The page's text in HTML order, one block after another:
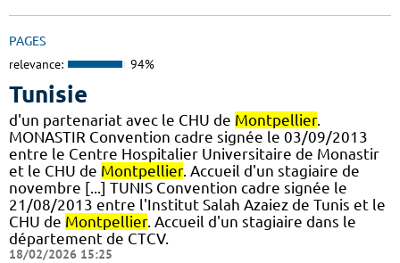
PAGES
relevance: 94%
Tunisie
d'un partenariat avec le CHU de Montpellier.
MONASTIR Convention cadre signée le 03/09/2013
entre le Centre Hospitalier Universitaire de Monastir
et le CHU de Montpellier. Accueil d'un stagiaire de
novembre [...] TUNIS Convention cadre signée le
21/08/2013 entre l'Institut Salah Azaiez de Tunis et le
CHU de Montpellier. Accueil d'un stagiaire dans le
département de CTCV.
18/02/2026 15:25